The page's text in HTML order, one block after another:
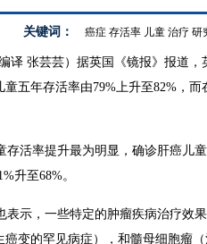
关键词： 癌症 存活率 儿童 治疗 研
译 张芸芸）据英国《镜报》报道
五年存活率由79%上升至82%，
存活率提升最为明显，确诊肝癌儿
升至68%。
表示，一些特定的肿瘤疾病治疗效
变的罕见病症），和髓母细胞瘤